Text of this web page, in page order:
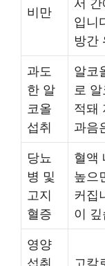
비만
입니
방간
과도
한 알
코올
섭취
알코
로
적돼
과음
당뇨
병 및
고지
혈증
혈액
높으
커집
이
영양
섭취
고칼